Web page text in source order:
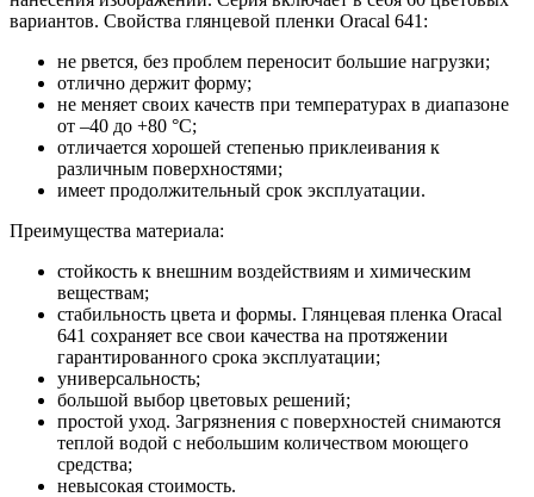
вариантов. Свойства глянцевой пленки Oracal 641:
не рвется, без проблем переносит большие нагрузки;
отлично держит форму;
не меняет своих качеств при температурах в диапазоне
от –40 до +80 °С;
отличается хорошей степенью приклеивания к
различным поверхностями;
имеет продолжительный срок эксплуатации.
Преимущества материала:
стойкость к внешним воздействиям и химическим
веществам;
стабильность цвета и формы. Глянцевая пленка Oracal
641 сохраняет все свои качества на протяжении
гарантированного срока эксплуатации;
универсальность;
большой выбор цветовых решений;
простой уход. Загрязнения с поверхностей снимаются
теплой водой с небольшим количеством моющего
средства;
невысокая стоимость.